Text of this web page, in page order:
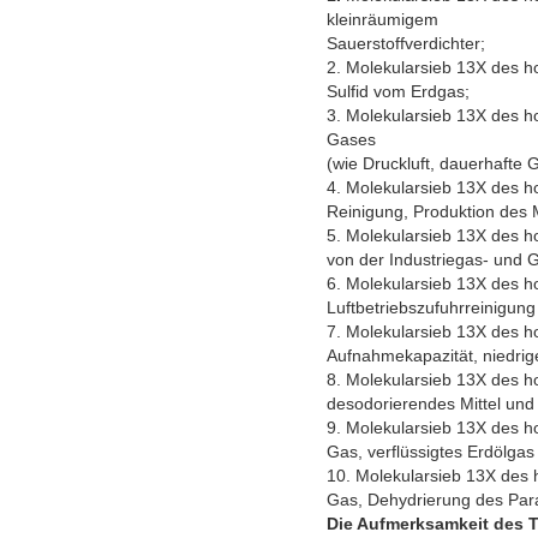
kleinräumigem
Sauerstoffverdichter;
2. Molekularsieb 13X des
Sulfid vom Erdgas;
3. Molekularsieb 13X des
Gases
(wie Druckluft, dauerhafte
4. Molekularsieb 13X des
Reinigung, Produktion des
5. Molekularsieb 13X des
von der Industriegas- und
6. Molekularsieb 13X des
7. Molekularsieb 13X des
Aufnahmekapazität,
8. Molekularsieb 13X des
desodorierendes Mittel
9. Molekularsieb 13X des
Gas, verflüssigtes
10. Molekularsieb 13X des
Gas, Dehydrierung des
Die Aufmerksamkeit des